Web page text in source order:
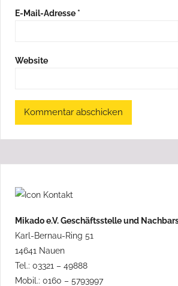
E-Mail-Adresse *
Website
Mikado e.V. Geschäftsstelle und
Karl-Bernau-Ring 51
14641 Nauen
Tel.: 03321 – 49888
Mobil.: 0160 – 5793997